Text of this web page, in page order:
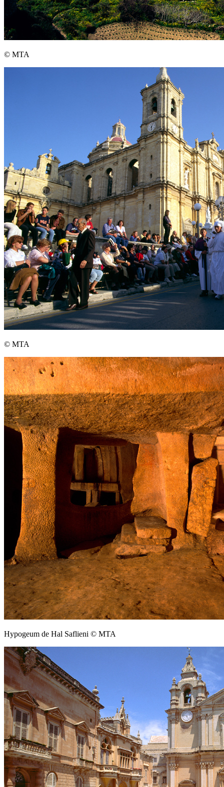
© MTA
© MTA
Hypogeum de Hal Saflieni © MTA